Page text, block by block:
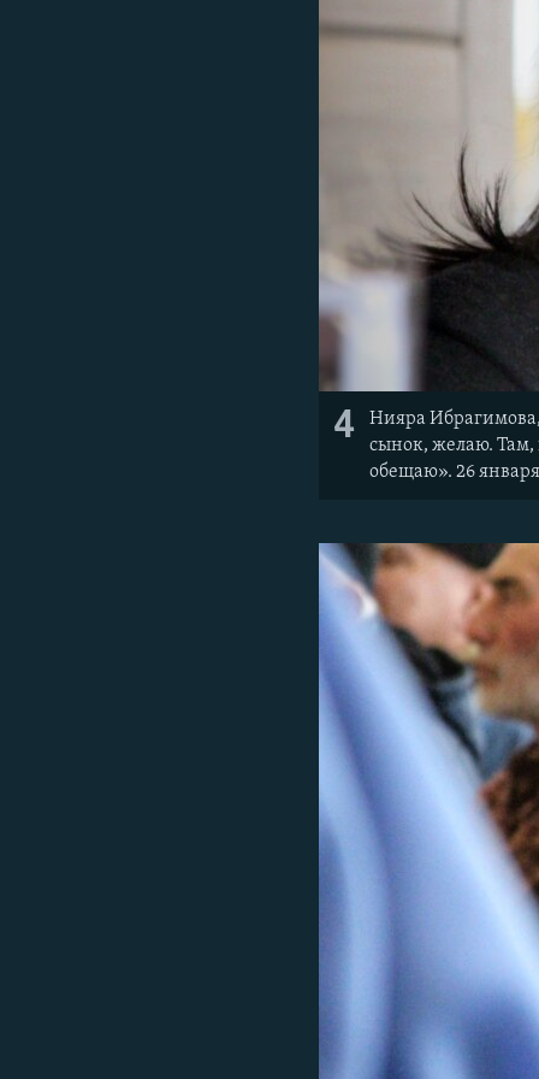
4
Нияра
сынок, желаю. Там,
обещаю». 26